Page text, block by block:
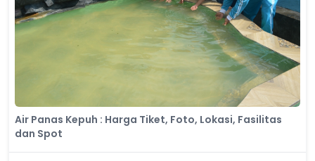
Air Panas Kepuh : Harga Tiket, Foto, Lokasi, Fasilitas
dan Spot